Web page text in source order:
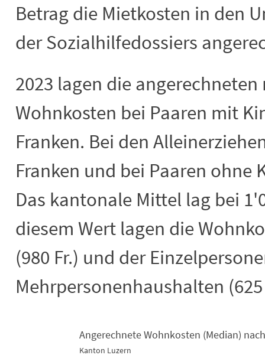
Betrag die Mietkosten in den
der Sozialhilfedossiers
2023 lagen die
Wohnkosten bei Paaren mit
Franken. Bei den
Franken und bei Paaren ohne
Das kantonale Mittel lag bei
diesem Wert lagen die
(980 Fr.) und der
Mehrpersonenhaushalten (625
Angerechnete Wohnkosten (Median)
Kanton Luzern